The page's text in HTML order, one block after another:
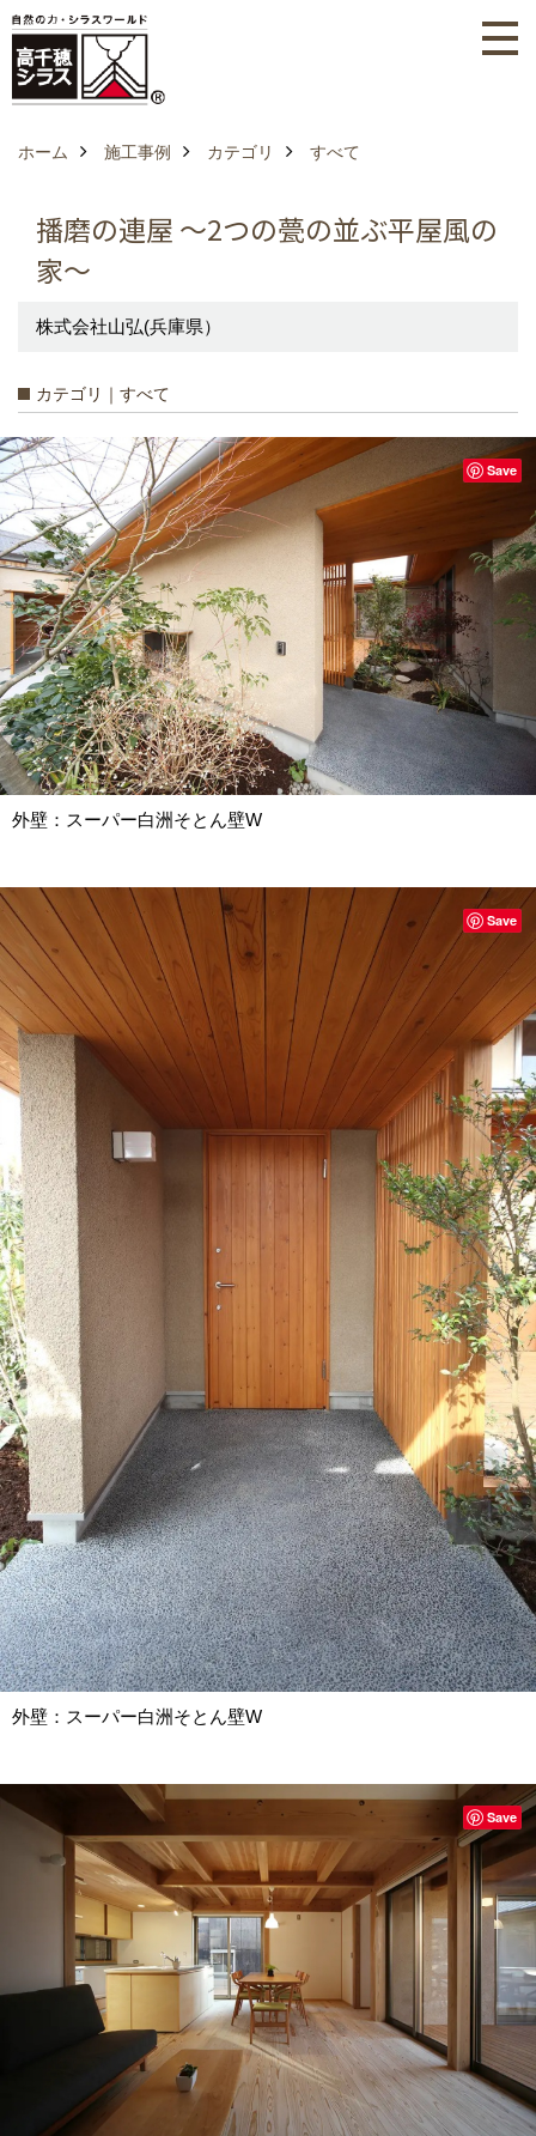
ホーム 施工事例 カテゴリ すべて
播磨の連屋 ～2つの甍の並ぶ平屋風の
家～
株式会社山弘(兵庫県）
カテゴリ｜すべて
外壁：スーパー白洲そとん壁W
Save
外壁：スーパー白洲そとん壁W
Save
Save